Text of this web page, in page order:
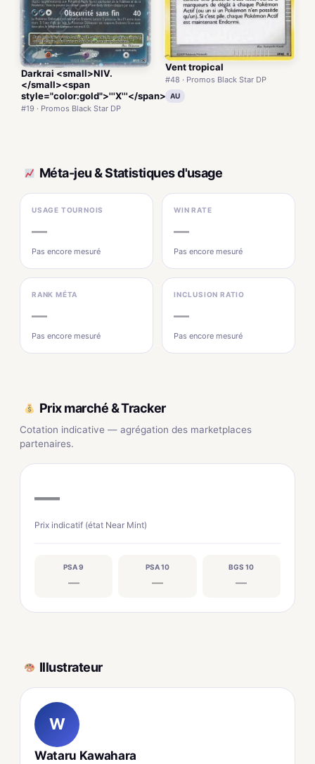
Darkrai <small>NIV.
</small><span
style="color:gold">'''X'''</span>
#19 · Promos Black Star DP
Vent tropical
#48 · Promos Black Star DP
AU
Méta-jeu & Statistiques d'usage
USAGE TOURNOIS
—
Pas encore mesuré
WIN RATE
—
Pas encore mesuré
RANK MÉTA
—
Pas encore mesuré
INCLUSION RATIO
—
Pas encore mesuré
Prix marché & Tracker
Cotation indicative — agrégation des marketplaces
partenaires.
—
Prix indicatif (état Near Mint)
PSA 9
—
PSA 10
—
BGS 10
—
Illustrateur
W
Wataru Kawahara